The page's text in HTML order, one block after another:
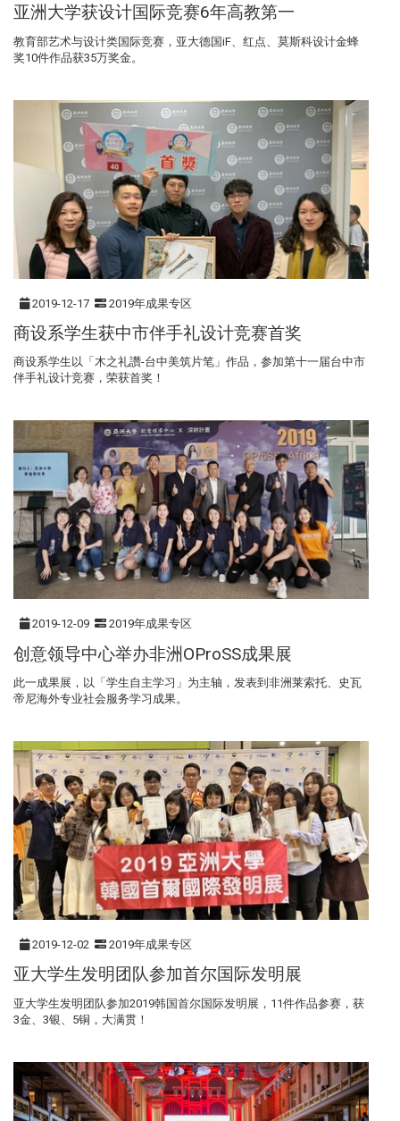
亚洲大学获设计国际竞赛6年高教第一
教育部艺术与设计类国际竞赛，亚大德国iF、红点、莫斯科设计金蜂
奖10件作品获35万奖金。
2019-12-17 2019年成果专区
商设系学生获中市伴手礼设计竞赛首奖
商设系学生以「木之礼讚-台中美筑片笔」作品，参加第十一届台中市
伴手礼设计竞赛，荣获首奖！
2019-12-09 2019年成果专区
创意领导中心举办非洲OProSS成果展
此一成果展，以「学生自主学习」为主轴，发表到非洲莱索托、史瓦
帝尼海外专业社会服务学习成果。
2019-12-02 2019年成果专区
亚大学生发明团队参加首尔国际发明展
亚大学生发明团队参加2019韩国首尔国际发明展，11件作品参赛，获
3金、3银、5铜，大满贯！